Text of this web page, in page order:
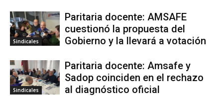
Sindicales
Paritaria docente: AMSAFE
cuestionó la propuesta del
Gobierno y la llevará a votación
Sindicales
Paritaria docente: Amsafe y
Sadop coinciden en el rechazo
al diagnóstico oficial